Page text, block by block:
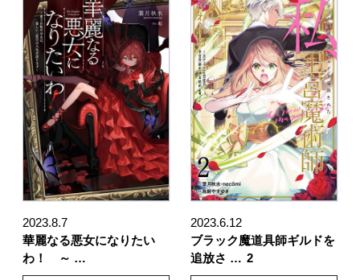
2023.8.7
華麗なる悪女になりたい
わ！ ～ …
2023.6.12
ブラック魔道具師ギルドを
追放さ … 2